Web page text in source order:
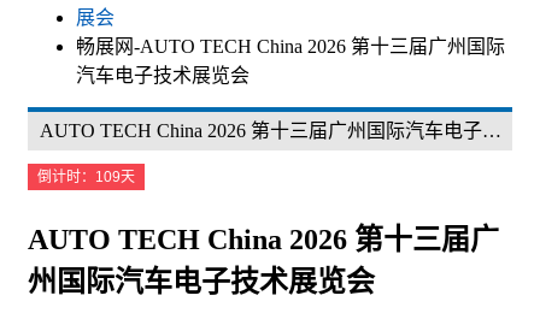
展会
畅展网-AUTO TECH China 2026 第十三届广州国际
汽车电子技术展览会
AUTO TECH China 2026 第十三届广州国际汽车电子技术展览会
倒计时：109天
AUTO TECH China 2026 第十三届广
州国际汽车电子技术展览会